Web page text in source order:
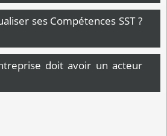
ses Compétences SST ?
doit avoir un acteur